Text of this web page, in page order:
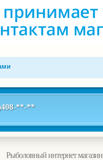
**-**
Рыболовный интернет магазин